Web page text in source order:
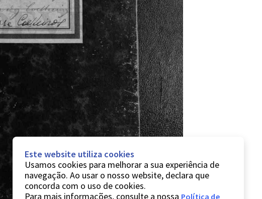
Este website utiliza cookies
Usamos cookies para melhorar a sua experiência de
navegação. Ao usar o nosso website, declara que
concorda com o uso de cookies.
Para mais informações, consulte a nossa Política de